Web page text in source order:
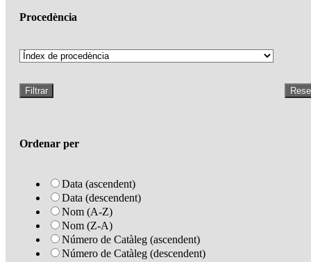
Procedència
Filtrar
Ordenar per
Data (ascendent)
Data (descendent)
Nom (A-Z)
Nom (Z-A)
Número de Catàleg (ascendent)
Número de Catàleg (descendent)